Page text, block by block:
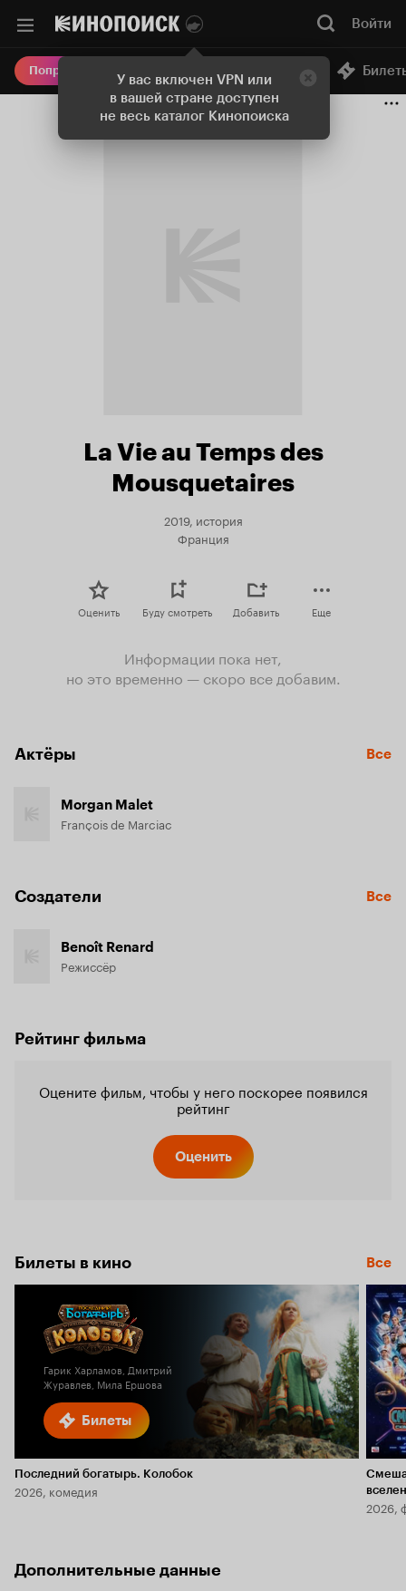
У вас включен VPN или
в вашей стране доступен
не весь каталог Кинопоиска
Войти
Попробовать Плюс Онлайн-кинотеатр
La Vie au Temps des
Mousquetaires
2019, история
Франция
Оценить Буду смотреть Добавить Еще
Информации пока нет,
но это временно — скоро все добавим.
Актёры Все
Morgan Malet
François de Marciac
Создатели Все
Benoît Renard
Режиссёр
Рейтинг фильма
Оцените фильм, чтобы у него поскорее появился
рейтинг
Оценить
Билеты в кино Все
Билеты
Гарик Харламов, Дмитрий
Журавлев, Мила Ершова
Последний богатырь. Колобок
2026, комедия
2026,
Дополнительные данные